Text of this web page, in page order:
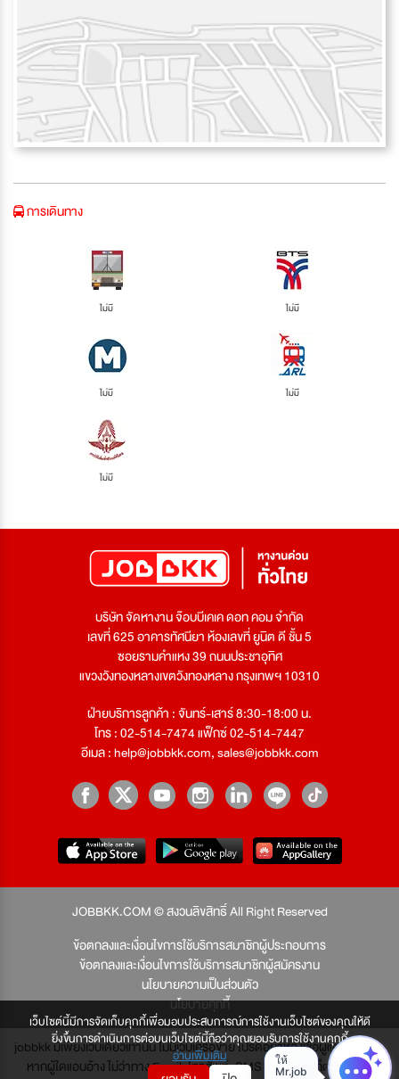
เว็บไซต์นี้มีการจัดเก็บคุกกี้เพื่อมอบประสบการณ์การใช้งานเว็บไซต์ของคุณให้ดี
ยิ่งขึ้นการดำเนินการต่อบนเว็บไซต์นี้ถือว่าคุณยอมรับการใช้งานคุกกี้
อ่านเพิ่มเติม
การเดินทาง
ไม่มี ไม่มี
ไม่มี ไม่มี
ไม่มี
บริษัท จัดหางาน จ๊อบบีเคเค ดอท คอม จำกัด
เลขที่ 625 อาคารทัศนียา ห้องเลขที่ ยูนิต ดี ชั้น 5
ซอยรามคำแหง 39 ถนนประชาอุทิศ
แขวงวังทองหลางเขตวังทองหลาง กรุงเทพฯ 10310
ฝ่ายบริการลูกค้า : จันทร์-เสาร์ 8:30-18:00 น.
โทร : 02-514-7474 แฟ็กซ์ 02-514-7447
อีเมล :help@jobbkk.com,sales@jobbkk.com
JOBBKK.COM © สงวนลิขสิทธิ์ All Right Reserved
ข้อตกลงและเงื่อนไขการใช้บริการสมาชิกผู้ประกอบการ
ข้อตกลงและเงื่อนไขการใช้บริการสมาชิกผู้สมัครงาน
นโยบายความเป็นส่วนตัว
นโยบายคุกกี้
jobbkk มีเพียงเว็บเดียวเท่านั้น ไม่มีเว็บเครือข่าย โปรดอย่าหลงเชื่อผู้แอบอ้าง และ
หากผู้ใดแอบอ้าง ไม่ว่าทาง Email, โทรศัพท์, SMS หรือทางใดก็ตาม จะถูก